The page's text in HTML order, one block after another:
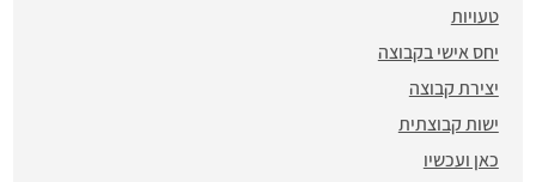
טעויות
יחס אישי בקבוצה
יצירת קבוצה
ישות קבוצתית
כאן ועכשיו